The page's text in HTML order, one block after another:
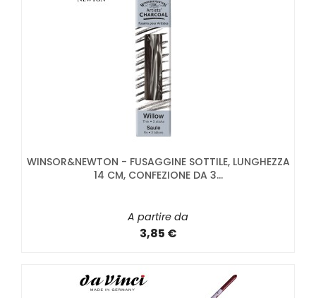
WINSOR&NEWTON - FUSAGGINE SOTTILE, LUNGHEZZA
14 CM, CONFEZIONE DA 3...
A partire da
3,85 €